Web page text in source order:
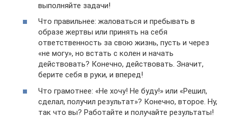
выполняйте задачи!
Что правильнее: жаловаться и пребывать в
образе жертвы или принять на себя
ответственность за свою жизнь, пусть и через
«не могу», но встать с колен и начать
действовать? Конечно, действовать. Значит,
берите себя в руки, и вперед!
Что грамотнее: «Не хочу! Не буду!» или «Решил,
сделал, получил результат»? Конечно, второе. Ну,
так что вы? Работайте и получайте результаты!